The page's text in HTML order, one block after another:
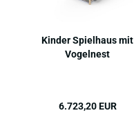
Kinder Spielhaus mit
Vogelnest
6.723,20 EUR